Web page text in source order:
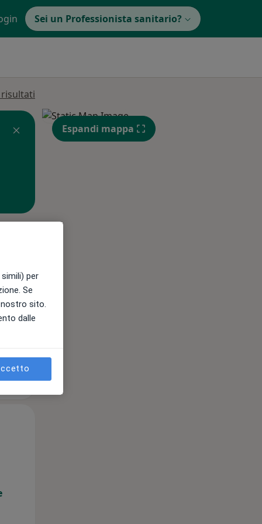
Sei un Professionista sanitario?
Espandi mappa
per
Se
sito.
dalle